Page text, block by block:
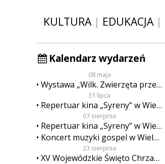
KULTURA| EDUKACJA|
Kalendarz wydarzeń
08 maja
Wystawa „Wilk. Zwierzęta przeklęte”
31 lipca
Repertuar kina „Syreny” w Wieluniu w dn. od 31 lipca do 6 sierpnia
07 sierpnia
Repertuar kina „Syreny” w Wieluniu w dn. od 7 do 13 sierpnia
Koncert muzyki gospel w Wieluniu
23 sierpnia
XV Wojewódzkie Święto Chrzanu